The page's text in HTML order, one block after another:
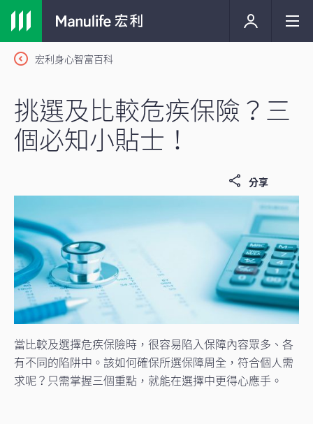
宏利身心智富百科
挑選及比較危疾保險？三
個必知小貼士！
分享
當比較及選擇危疾保險時，很容易陷入保障內容眾多、各
有不同的陷阱中。該如何確保所選保障周全，符合個人需
求呢？只需掌握三個重點，就能在選擇中更得心應手。